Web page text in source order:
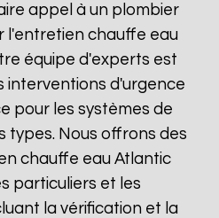
appel à un plombier
l'entretien chauffe eau
équipe d'experts est
interventions d'urgence
pour les systèmes de
types. Nous offrons des
chauffe eau Atlantic
particuliers et les
la vérification et la